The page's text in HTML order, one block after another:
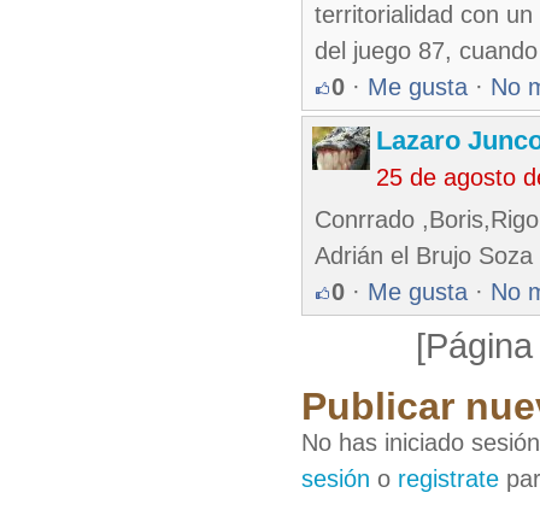
territorialidad con
del juego 87,
0 · Me gusta · No
Lazaro
25 de agosto
Conrrado
Adrián el Brujo
0 · Me gusta · No
Publicar
No has iniciado
sesión o registrate